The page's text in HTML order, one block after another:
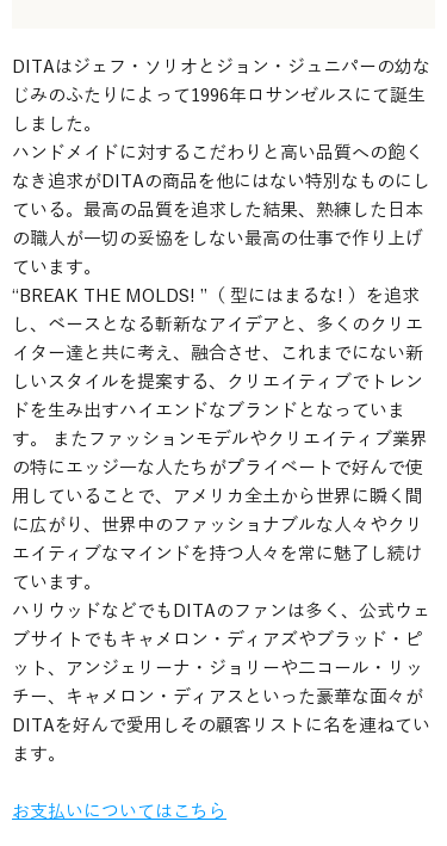
DITAはジェフ・ソリオとジョン・ジュニパーの幼な
じみのふたりによって1996年ロサンゼルスにて誕生
しました。
ハンドメイドに対するこだわりと高い品質への飽く
なき追求がDITAの商品を他にはない特別なものにし
ている。最高の品質を追求した結果、熟練した日本
の職人が一切の妥協をしない最高の仕事で作り上げ
ています。
“BREAK THE MOLDS! ”（ 型にはまるな! ）を追求
し、ベースとなる斬新なアイデアと、多くのクリエ
イター達と共に考え、融合させ、これまでにない新
しいスタイルを提案する、クリエイティブでトレン
ドを生み出すハイエンドなブランドとなっていま
す。 またファッションモデルやクリエイティブ業界
の特にエッジ―な人たちがプライベートで好んで使
用していることで、アメリカ全土から世界に瞬く間
に広がり、世界中のファッショナブルな人々やクリ
エイティブなマインドを持つ人々を常に魅了し続け
ています。
ハリウッドなどでもDITAのファンは多く、公式ウェ
ブサイトでもキャメロン・ディアズやブラッド・ピ
ット、アンジェリーナ・ジョリーや二コール・リッ
チー、キャメロン・ディアスといった豪華な面々が
DITAを好んで愛用しその顧客リストに名を連ねてい
ます。
お支払いについてはこちら